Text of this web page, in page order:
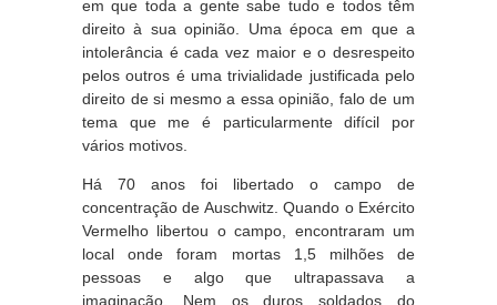
em que toda a gente sabe tudo e todos têm
direito à sua opinião. Uma época em que a
intolerância é cada vez maior e o desrespeito
pelos outros é uma trivialidade justificada pelo
direito de si mesmo a essa opinião, falo de um
tema que me é particularmente difícil por
vários motivos.
Há 70 anos foi libertado o campo de
concentração de Auschwitz. Quando o Exército
Vermelho libertou o campo, encontraram um
local onde foram mortas 1,5 milhões de
pessoas e algo que ultrapassava a
imaginação. Nem os duros soldados do